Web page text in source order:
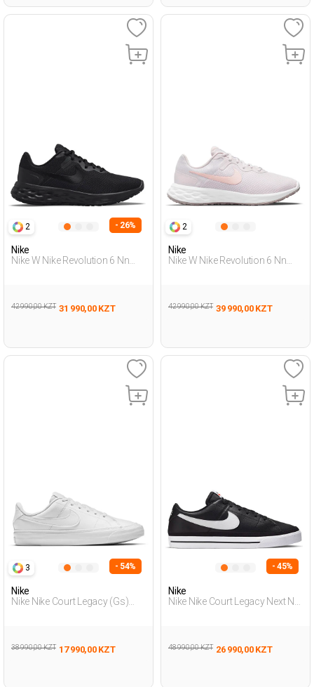
2 - 26%
Nike
Nike W Nike Revolution 6 Nn
42 990,00 KZT 31 990,00 KZT
2
Nike
Nike W Nike Revolution 6 Nn
42 990,00 KZT 39 990,00 KZT
3 - 54%
Nike
Nike Nike Court Legacy (Gs)
38 990,00 KZT 17 990,00 KZT
- 45%
Nike
Nike Nike Court Legacy Next Na
48 990,00 KZT 26 990,00 KZT